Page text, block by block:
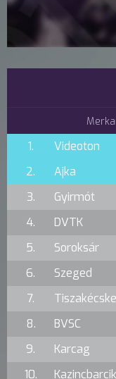
1. Videoton
2.
Ajka
3.
Gyirmót
4.
DVTK
5.
Soroksár
6.
Szeged
7.
Tiszakécske
8.
BVSC
9.
Karcag
10.